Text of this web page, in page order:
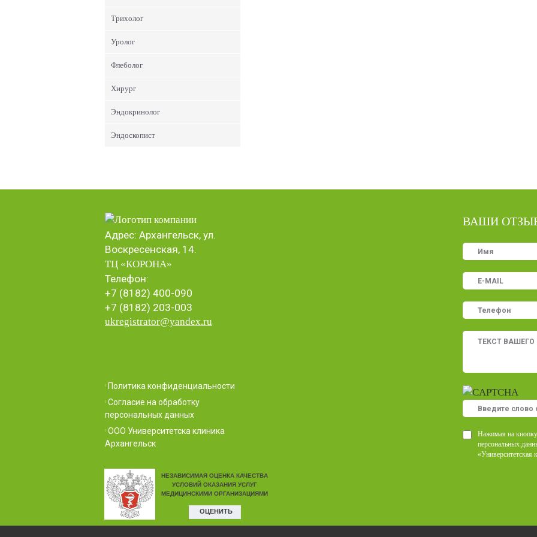
Трихолог
Уролог
Флеболог
Хирург
Эндокринолог
Эндоскопист
ВАШИ
Нажимая на
персональных
«Университетская
Адрес: Архангельск, ул.
Воскресенская, 14.
ТЦ «КОРОНА»
Телефон:
+7 (8182) 400-090
+7 (8182) 203-003
ukregistrator@yandex.ru
Политика конфиденциальности
Согласие на обработку
персональных данных
ООО Университетска клиника
Архангельск